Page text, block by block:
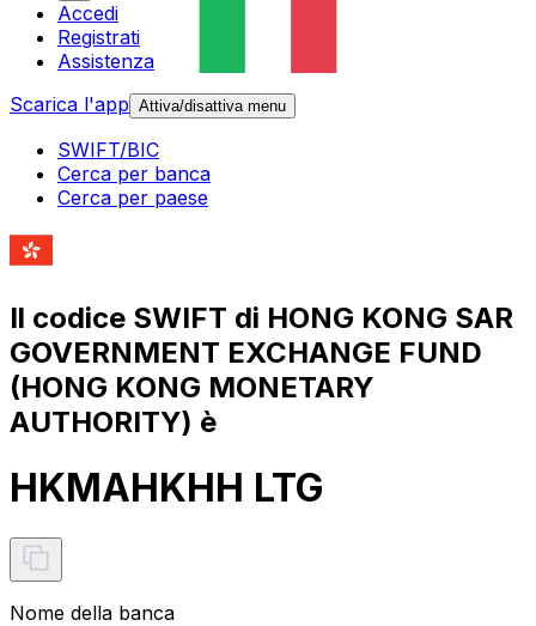
Accedi
Registrati
Assistenza
Scarica l'app Attiva/disattiva menu
SWIFT/BIC
Cerca per banca
Cerca per paese
Il codice SWIFT di HONG KONG SAR
GOVERNMENT EXCHANGE FUND
(HONG KONG MONETARY
AUTHORITY) è
HKMAHKHH LTG
Nome della banca